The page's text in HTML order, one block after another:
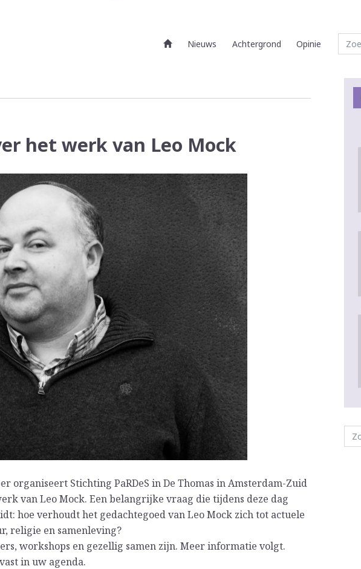
Nieuws Achtergrond Opinie
het werk van Leo Mock
organiseert Stichting PaRDeS in De Thomas in Amsterdam-Zuid
van Leo Mock. Een belangrijke vraag die tijdens deze dag
hoe verhoudt het gedachtegoed van Leo Mock zich tot actuele
religie en samenleving?
workshops en gezellig samen zijn. Meer informatie volgt.
in uw agenda.